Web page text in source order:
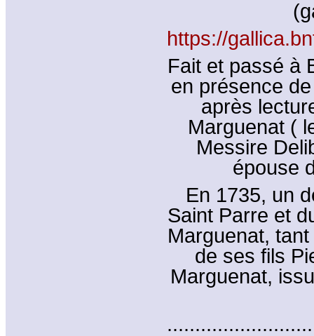
https://
Fait et passé à
en présence
après
Marguenat (
Messire
épouse
En 1735, un
Saint Parre et
Marguenat,
de ses fils
Marguenat,